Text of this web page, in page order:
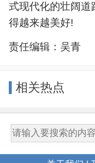
式现代化的壮阔道
得越来越美好!
责任编辑： 吴青
相关热点